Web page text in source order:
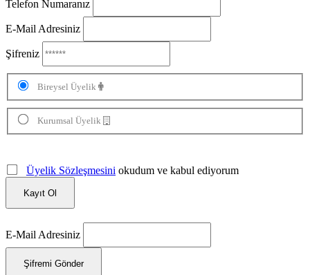
Telefon Numaranız
E-Mail Adresiniz
Şifreniz
Bireysel Üyelik
Kurumsal Üyelik
Üyelik Sözleşmesini okudum ve kabul ediyorum
Kayıt Ol
E-Mail Adresiniz
Şifremi Gönder